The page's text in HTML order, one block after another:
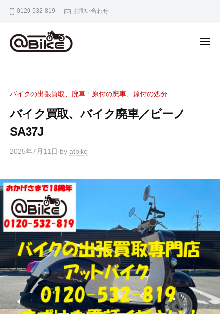
0120-532-819 お問い合わせ
出
張
取
門
店
ア
ッ
ト
バ
イ
都
大
市
イ
出
張
買
り
・
取
り
バイクの出張買取、廃車 / 原付の廃車、原付の処分
バイク買取、バイク廃車／ビーノ
SA37J
2025年7月11日 by atbike
イ
の
出
専
店
ア
ト
ク